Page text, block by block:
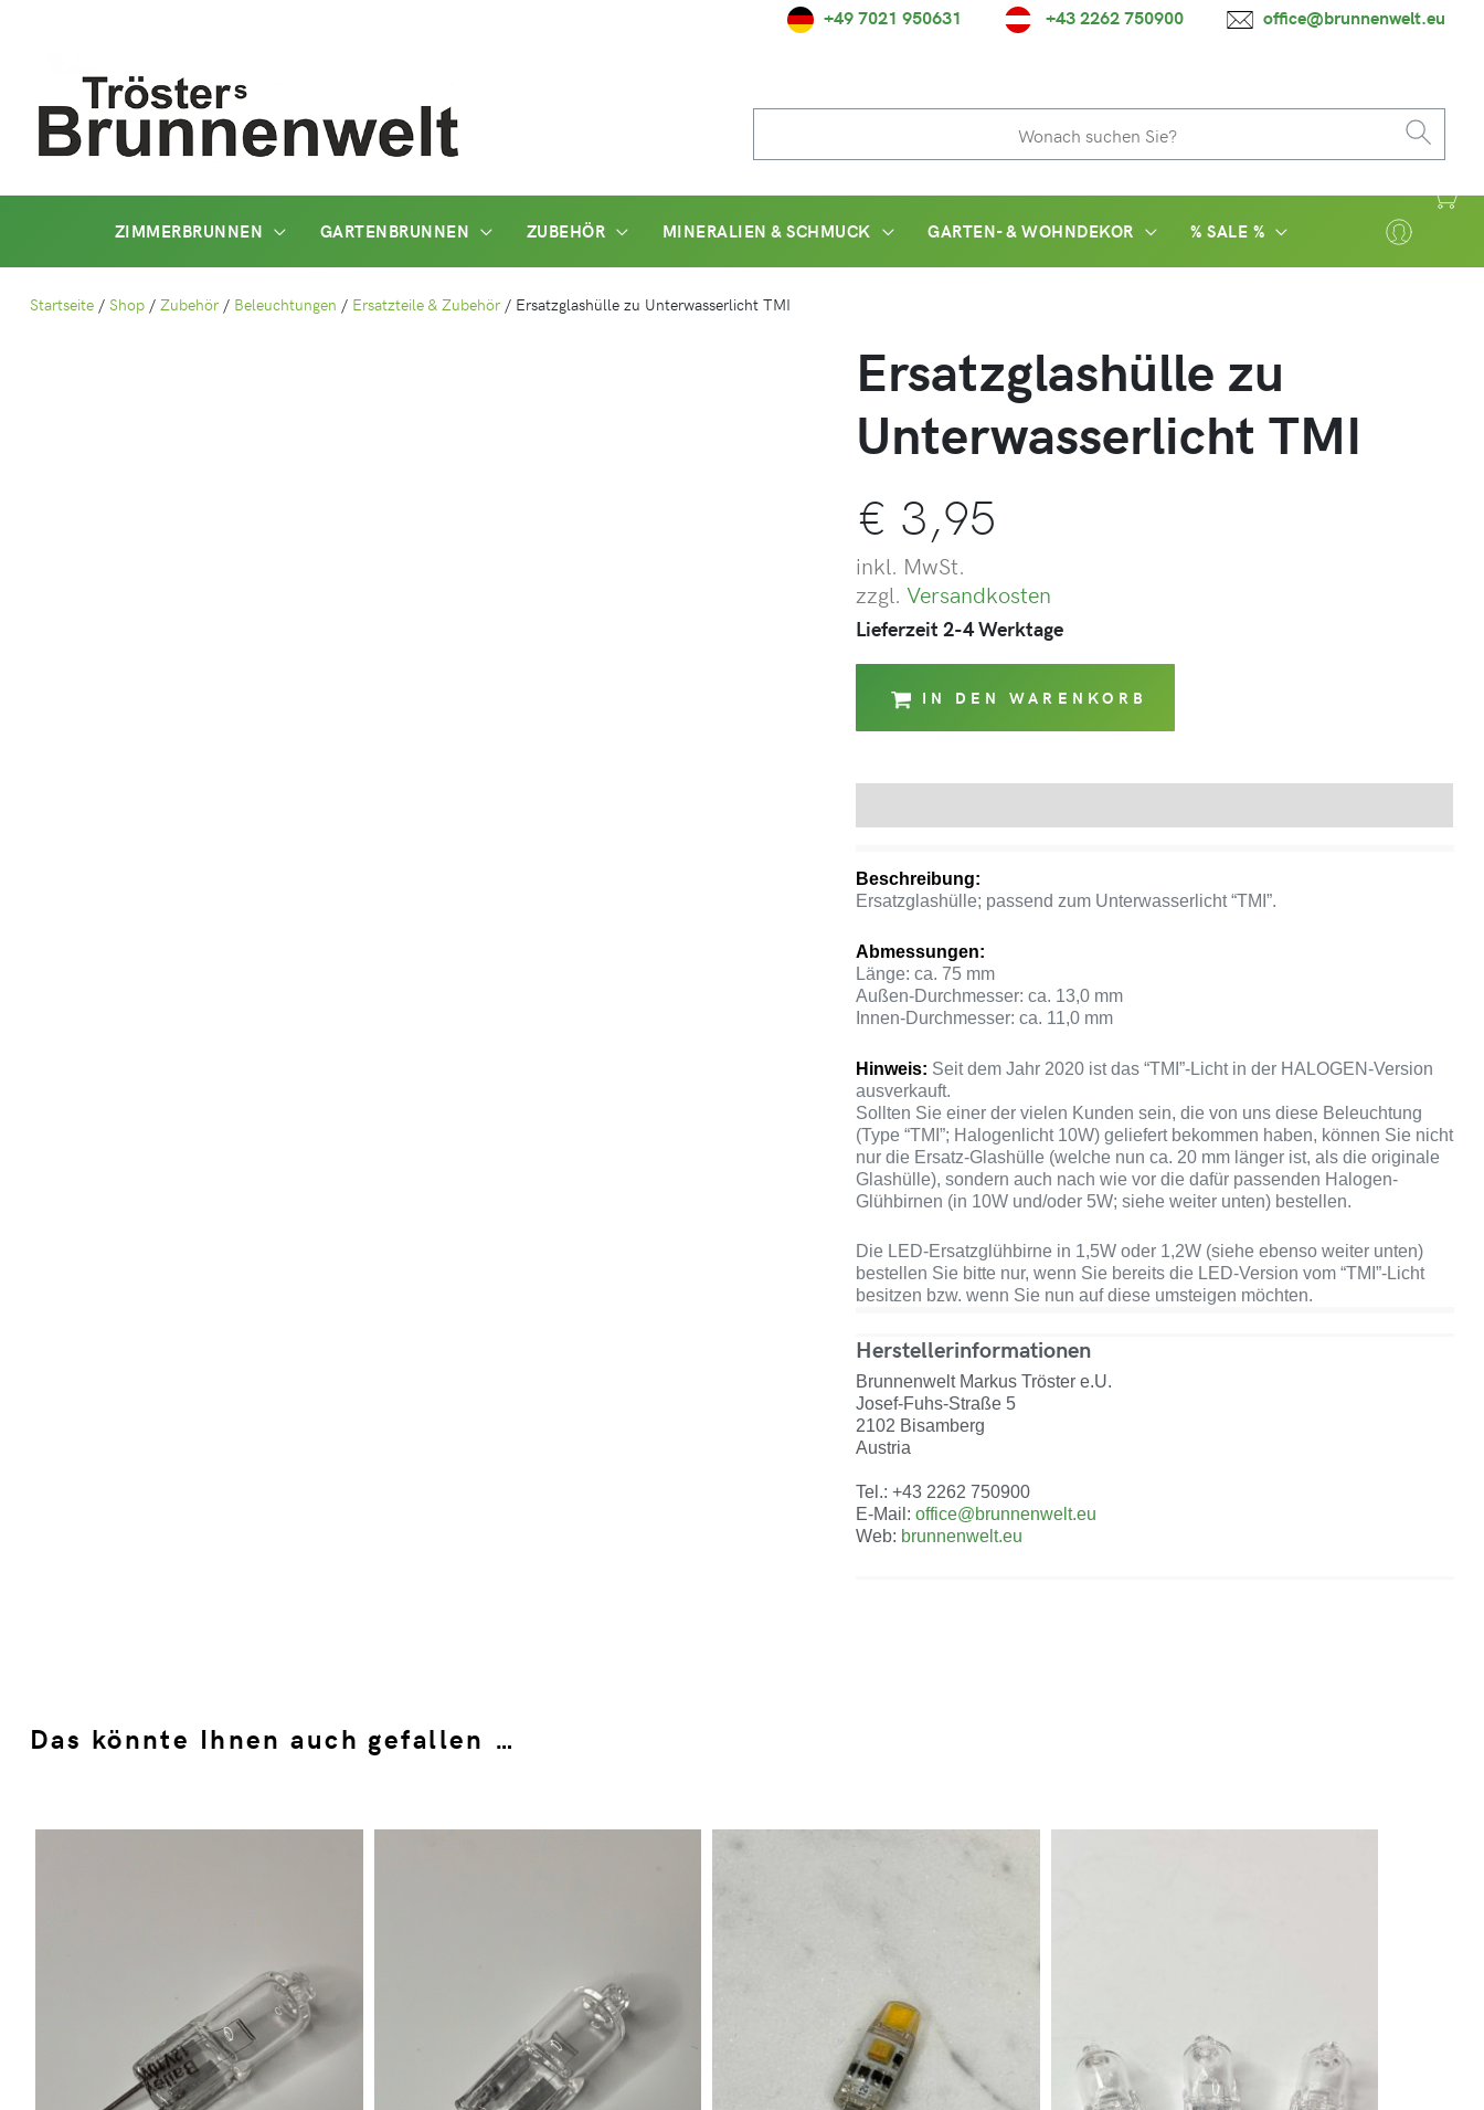
+49 7021 950631 +43 2262 750900 office@brunnenwelt.eu
ZIMMERBRUNNEN GARTENBRUNNEN ZUBEHÖR MINERALIEN & SCHMUCK GARTEN- & WOHNDEKOR % SALE %
Startseite / Shop / Zubehör / Beleuchtungen / Ersatzteile & Zubehör / Ersatzglashülle zu Unterwasserlicht TMI
Ersatzglashülle zu
Unterwasserlicht TMI
€ 3,95
inkl. MwSt.
zzgl.Versandkosten
Lieferzeit 2-4 Werktage
IN DEN WARENKORB
Beschreibung:
Ersatzglashülle; passend zum Unterwasserlicht “TMI”.
Abmessungen:
Länge: ca. 75 mm
Außen-Durchmesser: ca. 13,0 mm
Innen-Durchmesser: ca. 11,0 mm
Hinweis: Seit dem Jahr 2020 ist das “TMI”-Licht in der HALOGEN-Version
ausverkauft.
Sollten Sie einer der vielen Kunden sein, die von uns diese Beleuchtung
(Type “TMI”; Halogenlicht 10W) geliefert bekommen haben, können Sie nicht
nur die Ersatz-Glashülle (welche nun ca. 20 mm länger ist, als die originale
Glashülle), sondern auch nach wie vor die dafür passenden Halogen-
Glühbirnen (in 10W und/oder 5W; siehe weiter unten) bestellen.
Die LED-Ersatzglühbirne in 1,5W oder 1,2W (siehe ebenso weiter unten)
bestellen Sie bitte nur, wenn Sie bereits die LED-Version vom “TMI”-Licht
besitzen bzw. wenn Sie nun auf diese umsteigen möchten.
Herstellerinformationen
Brunnenwelt Markus Tröster e.U.
Josef-Fuhs-Straße 5
2102 Bisamberg
Austria
Tel.: +43 2262 750900
E-Mail:office@brunnenwelt.eu
Web: brunnenwelt.eu
Das könnte Ihnen auch gefallen …